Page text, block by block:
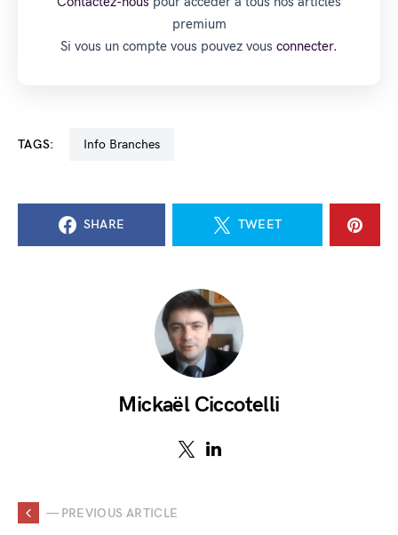
premium
Si vous un compte vous pouvez vous connecter.
TAGS: Info Branches
SHARE TWEET
Mickaël Ciccotelli
— PREVIOUS ARTICLE